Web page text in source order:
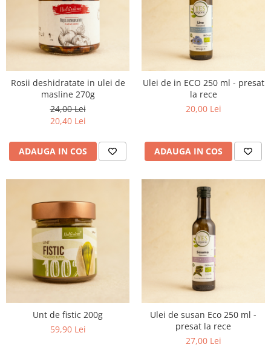
Rosii deshidratate in ulei de
masline 270g
24,00 Lei
20,40 Lei
ADAUGA IN COS
Ulei de in ECO 250 ml - presat
la rece
20,00 Lei
ADAUGA IN COS
Unt de fistic 200g
59,90 Lei
Ulei de susan Eco 250 ml -
presat la rece
27,00 Lei